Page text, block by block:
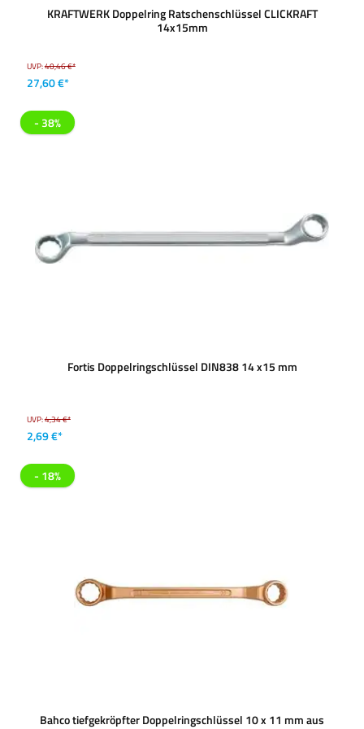
KRAFTWERK Doppelring Ratschenschlüssel CLICKRAFT
14x15mm
UVP:40,46 €*
27,60 €*
- 38%
Fortis Doppelringschlüssel DIN838 14 x15 mm
UVP:4,34 €*
2,69 €*
- 18%
Bahco tiefgekröpfter Doppelringschlüssel 10 x 11 mm aus